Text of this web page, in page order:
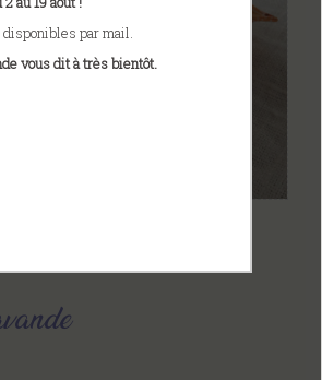
par mail.
vous dit à très bientôt.